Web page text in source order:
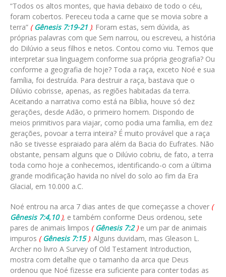
“Todos os altos montes, que havia debaixo de todo o céu,
foram cobertos. Pereceu toda a carne que se movia sobre a
terra” (Gênesis 7:19-21 ). Foram estas, sem dúvida, as
próprias palavras com que Sem narrou, ou escreveu, a história
do Dilúvio a seus filhos e netos. Contou como viu. Temos que
interpretar sua linguagem conforme sua própria geografia? Ou
conforme a geografia de hoje? Toda a raça, exceto Noé e sua
família, foi destruída. Para destruir a raça, bastava que o
Dilúvio cobrisse, apenas, as regiões habitadas da terra.
Aceitando a narrativa como está na Bíblia, houve só dez
gerações, desde Adão, o primeiro homem. Dispondo de
meios primitivos para viajar, como podia uma família, em dez
gerações, povoar a terra inteira? É muito provável que a raça
não se tivesse espraiado para além da Bacia do Eufrates. Não
obstante, pensam alguns que o Dilúvio cobriu, de fato, a terra
toda como hoje a conhecemos, identificando-o com a última
grande modificação havida no nível do solo ao fim da Era
Glacial, em 10.000 a.C.
Noé entrou na arca 7 dias antes de que começasse a chover (
Gênesis 7:4,10), e também conforme Deus ordenou, sete
pares de animais limpos (Gênesis 7:2)e um par de animais
impuros (Gênesis 7:15). Alguns duvidam, mas Gleason L.
Archer no livro A Survey of Old Testament Introduction,
mostra com detalhe que o tamanho da arca que Deus
ordenou que Noé fizesse era suficiente para conter todas as